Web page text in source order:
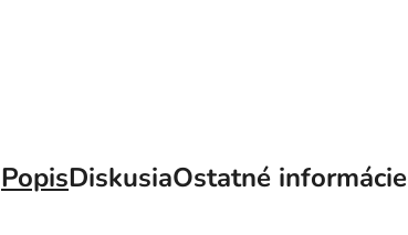
PopisDiskusiaOstatné informácie